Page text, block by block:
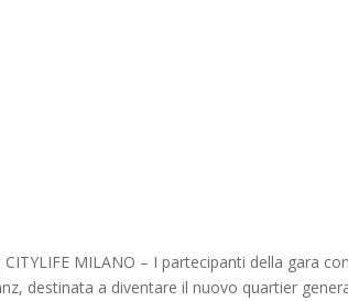
CITYLIFE MILANO – I partecipanti della gara
destinata a diventare il nuovo quartier